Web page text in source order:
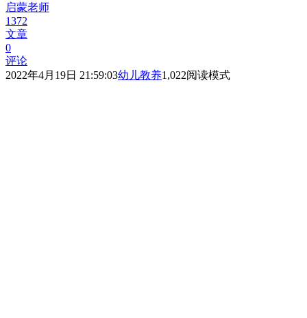
启蒙老师
1372
文章
0
评论
2022年4月19日 21:59:03幼儿教养1,022阅读模式